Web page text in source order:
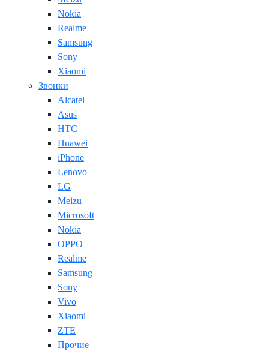
Nokia
Realme
Samsung
Sony
Xiaomi
Звонки
Alcatel
Asus
HTC
Huawei
iPhone
Lenovo
LG
Meizu
Microsoft
Nokia
OPPO
Realme
Samsung
Sony
Vivo
Xiaomi
ZTE
Прочие